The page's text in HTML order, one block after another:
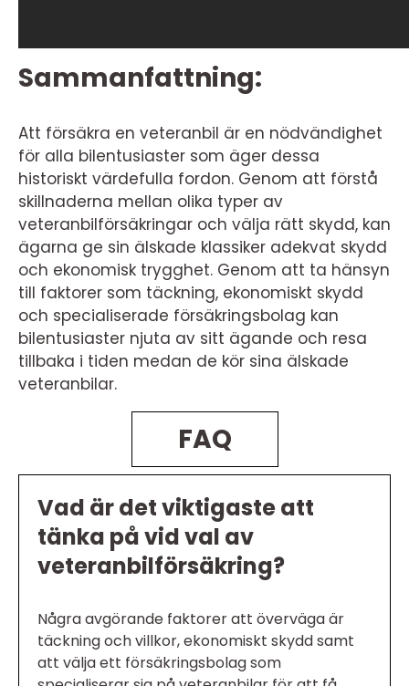
Sammanfattning:
Att försäkra en veteranbil är en nödvändighet
för alla bilentusiaster som äger dessa
historiskt värdefulla fordon. Genom att förstå
skillnaderna mellan olika typer av
veteranbilförsäkringar och välja rätt skydd, kan
ägarna ge sin älskade klassiker adekvat skydd
och ekonomisk trygghet. Genom att ta hänsyn
till faktorer som täckning, ekonomiskt skydd
och specialiserade försäkringsbolag kan
bilentusiaster njuta av sitt ägande och resa
tillbaka i tiden medan de kör sina älskade
veteranbilar.
FAQ
Vad är det viktigaste att
tänka på vid val av
veteranbilförsäkring?
Några avgörande faktorer att överväga är
täckning och villkor, ekonomiskt skydd samt
att välja ett försäkringsbolag som